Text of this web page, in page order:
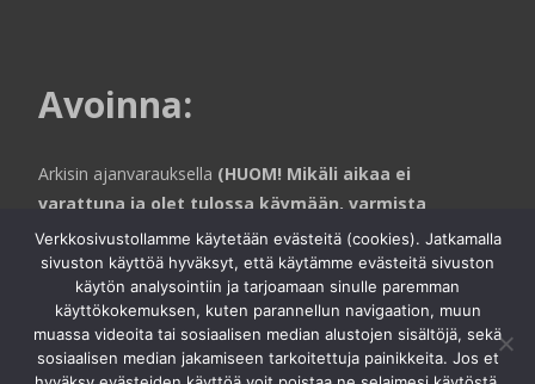
Avoinna:
Arkisin ajanvarauksella (HUOM! Mikäli aikaa ei
varattuna ja olet tulossa käymään, varmista
aina puhelimitse että toimistohallin puolella
ollaan paikalla).
Copyright © Autofiksaamo Jytypesu Oy | Nanokeraaminen
Verkkosivustollamme käytetään evästeitä (cookies). Jatkamalla
sivuston käyttöä hyväksyt, että käytämme evästeitä sivuston
käytön analysointiin ja tarjoamaan sinulle paremman
käyttökokemuksen, kuten parannellun navigaation, muun
muassa videoita tai sosiaalisen median alustojen sisältöjä, sekä
sosiaalisen median jakamiseen tarkoitettuja painikkeita. Jos et